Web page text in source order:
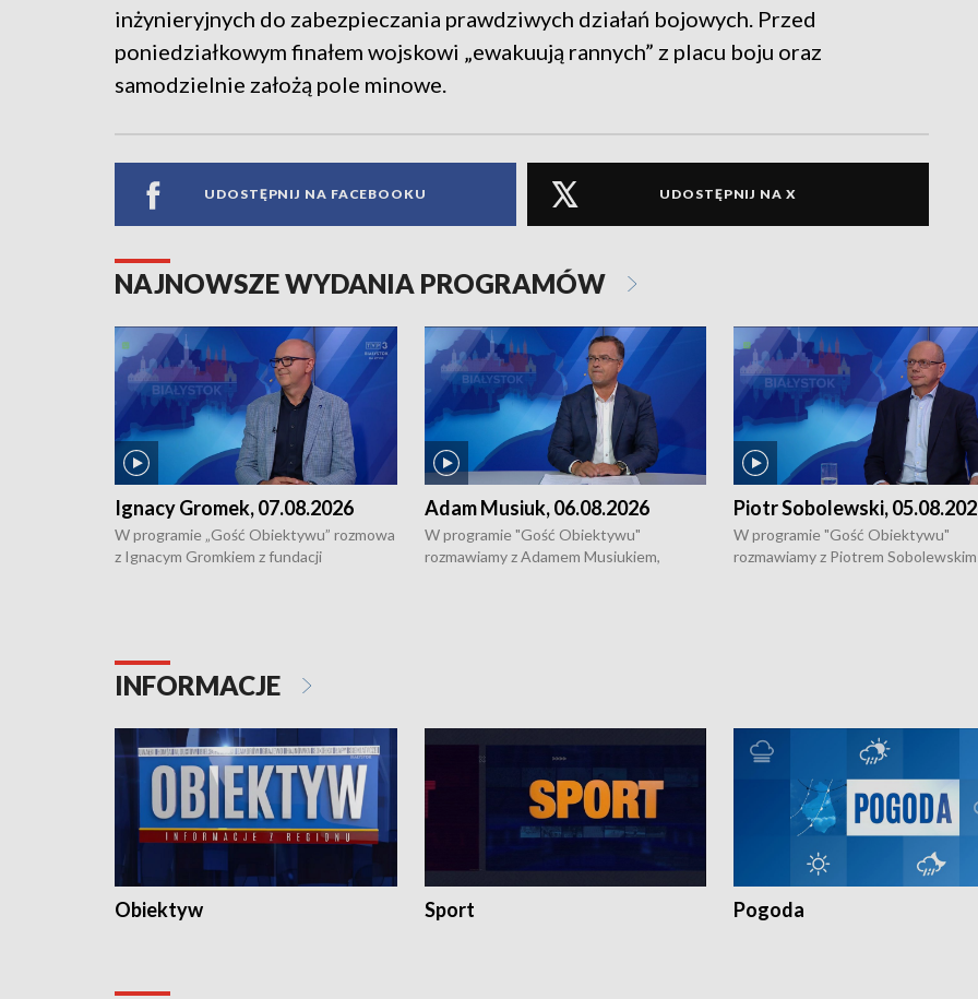
inżynieryjnych do zabezpieczania prawdziwych działań bojowych. Przed
poniedziałkowym finałem wojskowi „ewakuują rannych” z placu boju oraz
samodzielnie założą pole minowe.
UDOSTĘPNIJ NA FACEBOOKU UDOSTĘPNIJ NA X
NAJNOWSZE WYDANIA PROGRAMÓW
Ignacy Gromek, 07.08.2026
W programie „Gość Obiektywu” rozmowa
z Ignacym Gromkiem z fundacji
Adam Musiuk, 06.08.2026
W programie "Gość Obiektywu"
rozmawiamy z Adamem Musiukiem,
Piotr Sobolewski,
W programie "Gość Obiektywu"
rozmawiamy z Piotrem
INFORMACJE
Obiektyw Sport Pogoda